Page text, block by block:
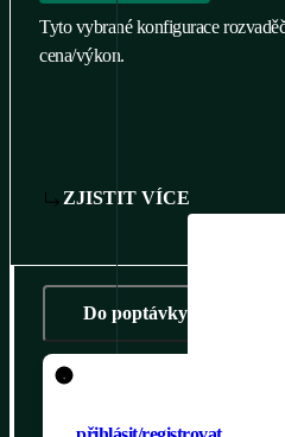
Tyto vybrané konfigurace
cena/výkon.
ZJISTIT VÍCE
Do poptávky